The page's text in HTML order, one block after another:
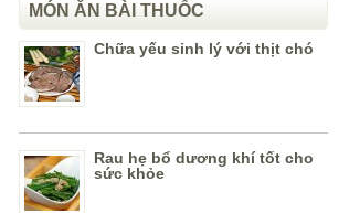
MÓN ĂN BÀI THUỐC
Chữa yếu sinh lý với thịt chó
Rau hẹ bổ dương khí tốt cho
sức khỏe